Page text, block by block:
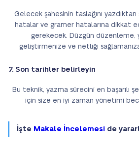
Gelecek şahesinin taslağını
hatalar ve gramer hatalarına dikkat
gerekecek. Düzgün düzenleme,
geliştirmenize ve netliği sağlamanıza
7. Son tarihler belirleyin
Bu teknik, yazma sürecini en başarılı
için size en iyi zaman yönetimi
İşte Makale İncelemesi de